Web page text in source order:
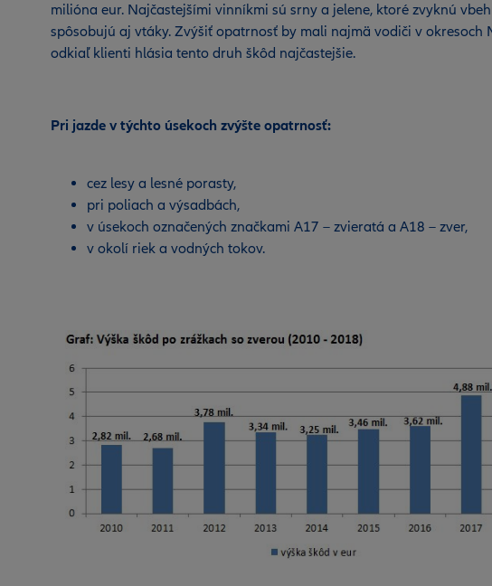
milióna eur. Najčastejšími vinníkmi sú srny a jelene, ktoré zvyknú
spôsobujú aj vtáky. Zvýšiť opatrnosť by mali najmä vodiči v okresoch
odkiaľ klienti hlásia tento druh škôd najčastejšie.
Pri jazde v týchto úsekoch zvýšte opatrnosť:
cez lesy a lesné porasty,
pri poliach a výsadbách,
v úsekoch označených značkami A17 – zvieratá a A18 – zver,
v okolí riek a vodných tokov.